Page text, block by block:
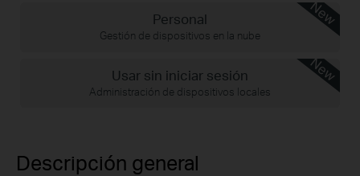
Personal New
Gestión de dispositivos en la nube
Usar sin iniciar sesión New
Administración de dispositivos locales
Descripción general